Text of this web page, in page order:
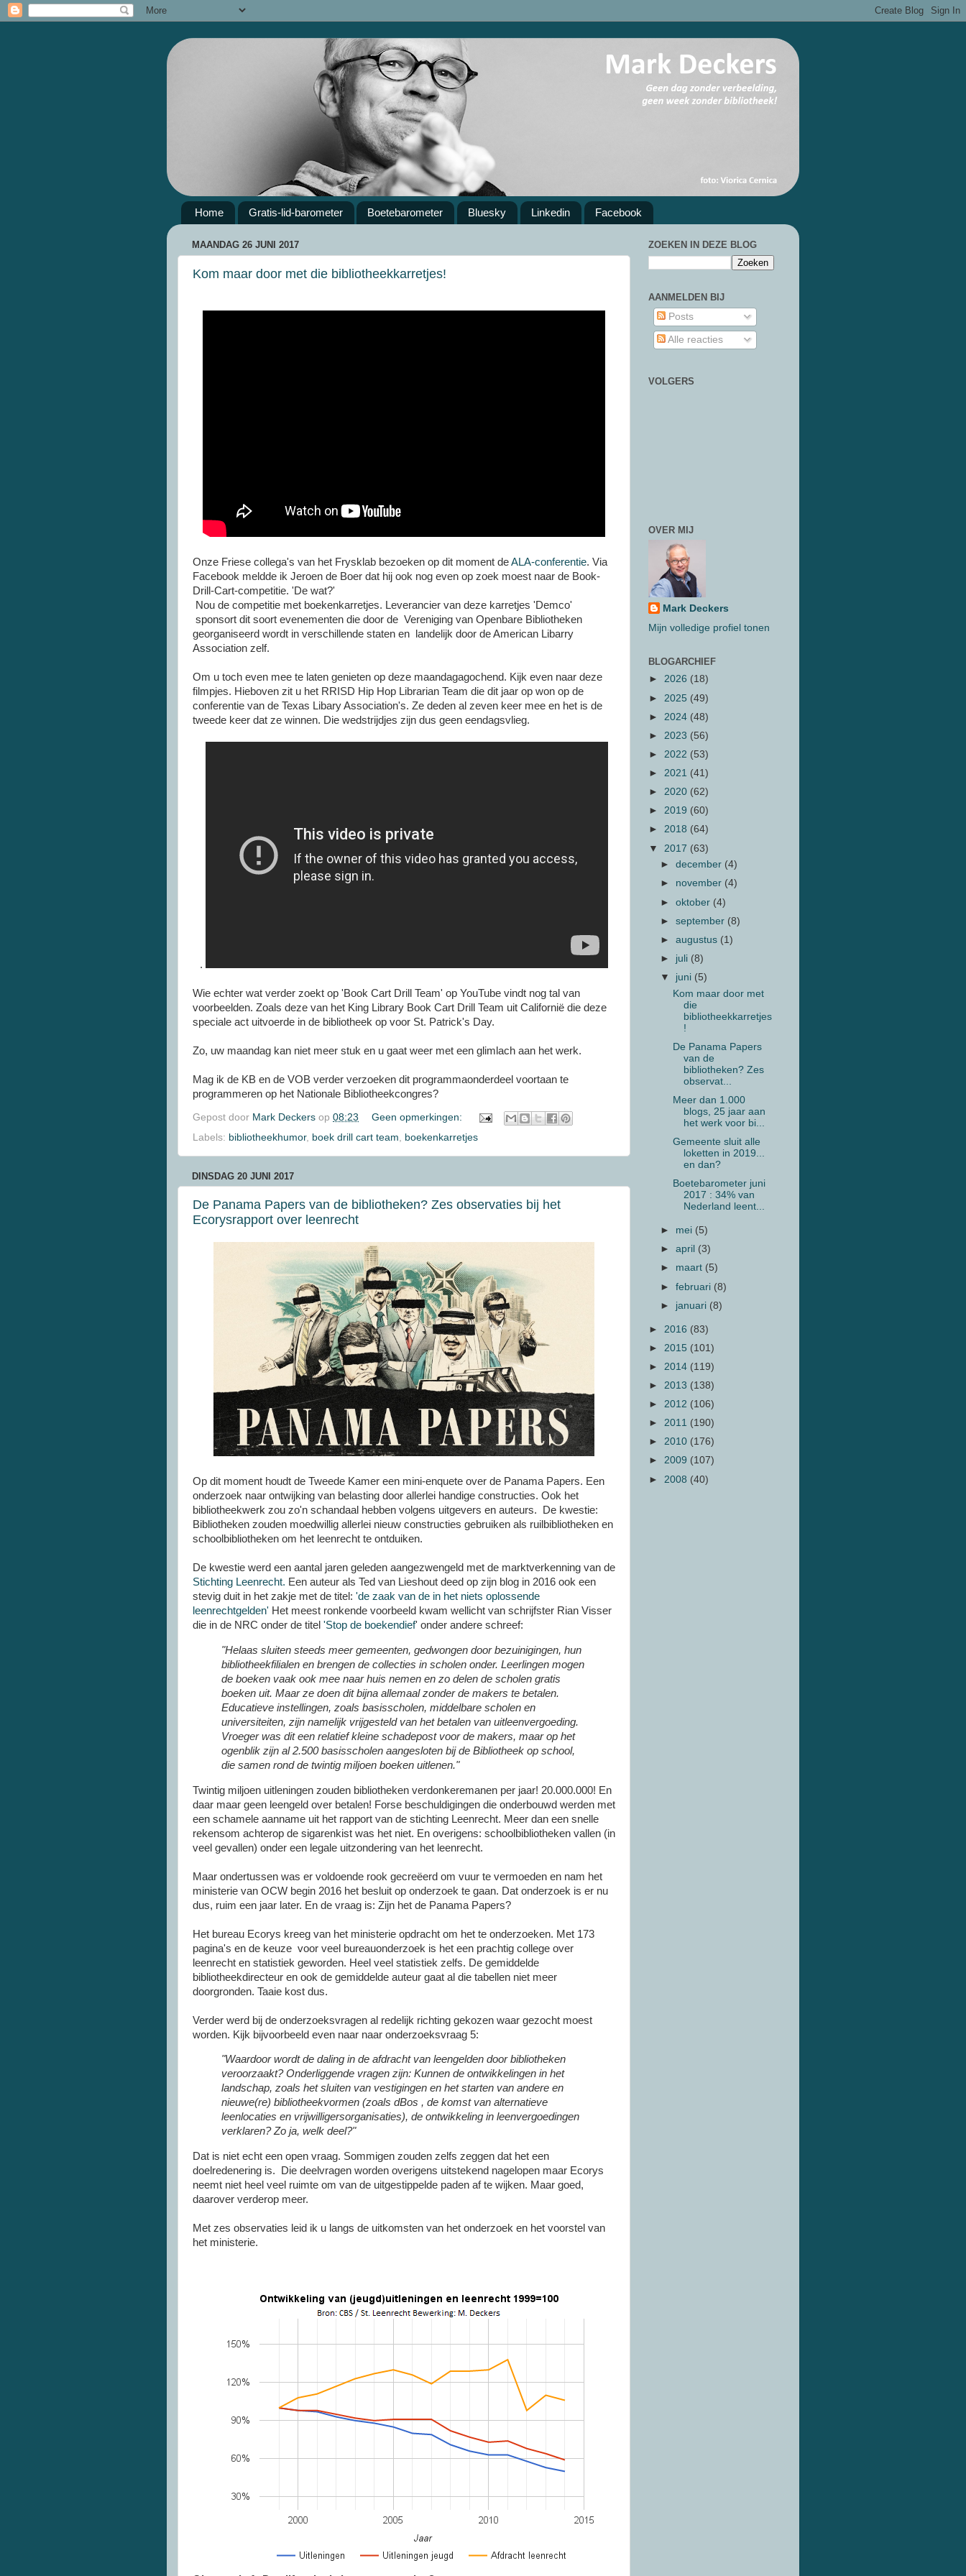
Home Gratis-lid-barometer Boetebarometer Bluesky Linkedin Facebook
MAANDAG 26 JUNI 2017
Kom maar door met die bibliotheekkarretjes!
Onze Friese collega's van het Frysklab bezoeken op dit moment deALA-conferentie. Via
Facebook meldde ik Jeroen de Boer dat hij ook nog even op zoek moest naar de Book-
Drill-Cart-competitie. 'De wat?'
Nou de competitie met boekenkarretjes. Leverancier van deze karretjes 'Demco'
sponsort dit soort evenementen die door de Vereniging van Openbare Bibliotheken
georganiseerd wordt in verschillende staten en landelijk door de American Libarry
Association zelf.
Om u toch even mee te laten genieten op deze maandagagochend. Kijk even naar deze
filmpjes. Hieboven zit u het RRISD Hip Hop Librarian Team die dit jaar op won op de
conferentie van de Texas Libary Association's. Ze deden al zeven keer mee en het is de
tweede keer dat ze winnen. Die wedstrijdjes zijn dus geen eendagsvlieg.
.
Wie echter wat verder zoekt op 'Book Cart Drill Team' op YouTube vindt nog tal van
voorbeelden. Zoals deze van het King Library Book Cart Drill Team uit Californië die deze
speciale act uitvoerde in de bibliotheek op voor St. Patrick's Day.
Zo, uw maandag kan niet meer stuk en u gaat weer met een glimlach aan het werk.
Mag ik de KB en de VOB verder verzoeken dit programmaonderdeel voortaan te
programmeren op het Nationale Bibliotheekcongres?
Gepost door Mark Deckers op 08:23
Geen opmerkingen:
Labels: bibliotheekhumor, boek drill cart team boekenkarretjes
DINSDAG 20 JUNI 2017
De Panama Papers van de bibliotheken? Zes observaties bij het
Ecorysrapport over leenrecht
Op dit moment houdt de Tweede Kamer een mini-enquete over de Panama Papers. Een
onderzoek naar ontwijking van belasting door allerlei handige constructies. Ook het
bibliotheekwerk zou zo'n schandaal hebben volgens uitgevers en auteurs. De kwestie:
Bibliotheken zouden moedwillig allerlei nieuw constructies gebruiken als ruilbibliotheken en
schoolbibliotheken om het leenrecht te ontduiken.
De kwestie werd een aantal jaren geleden aangezwengeld met de marktverkenning van de
Stichting Leenrecht. Een auteur als Ted van Lieshout deed op zijn blog in 2016 ook een
stevig duit in het zakje met de titel: 'de zaak van de in het niets oplossende
leenrechtgelden' Het meest ronkende voorbeeld kwam wellicht van schrijfster Rian Visser
die in de NRC onder de titel 'Stop de boekendief' onder andere schreef:
"Helaas sluiten steeds meer gemeenten, gedwongen door bezuinigingen, hun
bibliotheekfilialen en brengen de collecties in scholen onder. Leerlingen mogen
de boeken vaak ook mee naar huis nemen en zo delen de scholen gratis
boeken uit. Maar ze doen dit bijna allemaal zonder de makers te betalen.
Educatieve instellingen, zoals basisscholen, middelbare scholen en
universiteiten, zijn namelijk vrijgesteld van het betalen van uitleenvergoeding.
Vroeger was dit een relatief kleine schadepost voor de makers, maar op het
ogenblik zijn al 2.500 basisscholen aangesloten bij de Bibliotheek op school,
die samen rond de twintig miljoen boeken uitlenen."
Twintig miljoen uitleningen zouden bibliotheken verdonkeremanen per jaar! 20.000.000! En
daar maar geen leengeld over betalen! Forse beschuldigingen die onderbouwd werden met
een schamele aanname uit het rapport van de stichting Leenrecht. Meer dan een snelle
rekensom achterop de sigarenkist was het niet. En overigens: schoolbibliotheken vallen (in
veel gevallen) onder een legale uitzondering van het leenrecht.
Maar ondertussen was er voldoende rook gecreëerd om vuur te vermoeden en nam het
ministerie van OCW begin 2016 het besluit op onderzoek te gaan. Dat onderzoek is er nu
dus, ruim een jaar later. En de vraag is: Zijn het de Panama Papers?
Het bureau Ecorys kreeg van het ministerie opdracht om het te onderzoeken. Met 173
pagina's en de keuze voor veel bureauonderzoek is het een prachtig college over
leenrecht en statistiek geworden. Heel veel statistiek zelfs. De gemiddelde
bibliotheekdirecteur en ook de gemiddelde auteur gaat al die tabellen niet meer
doorgronden. Taaie kost dus.
Verder werd bij de onderzoeksvragen al redelijk richting gekozen waar gezocht moest
worden. Kijk bijvoorbeeld even naar naar onderzoeksvraag 5:
"Waardoor wordt de daling in de afdracht van leengelden door bibliotheken
veroorzaakt? Onderliggende vragen zijn: Kunnen de ontwikkelingen in het
landschap, zoals het sluiten van vestigingen en het starten van andere en
nieuwe(re) bibliotheekvormen (zoals dBos , de komst van alternatieve
leenlocaties en vrijwilligersorganisaties), de ontwikkeling in leenvergoedingen
verklaren? Zo ja, welk deel?"
Dat is niet echt een open vraag. Sommigen zouden zelfs zeggen dat het een
doelredenering is. Die deelvragen worden overigens uitstekend nagelopen maar Ecorys
neemt niet heel veel ruimte om van de uitgestippelde paden af te wijken. Maar goed,
daarover verderop meer.
Met zes observaties leid ik u langs de uitkomsten van het onderzoek en het voorstel van
het ministerie.
ZOEKEN IN DEZE BLOG
AANMELDEN BIJ
Posts
Alle reacties
VOLGERS
OVER MIJ
Mark Deckers
Mijn volledige profiel tonen
BLOGARCHIEF
► 2026 (18)
► 2025 (49)
► 2024 (48)
► 2023 (56)
► 2022 (53)
► 2021 (41)
► 2020 (62)
► 2019 (60)
► 2018 (64)
▼ 2017 (63)
►december (4)
► november (4)
►oktober (4)
►september (8)
►augustus (1)
► juli (8)
▼ juni (5)
Kom maar door met
die
bibliotheekkarretjes
!
De Panama Papers
van de
bibliotheken? Zes
observat...
Meer dan 1.000
blogs, 25 jaar aan
het werk voor bi...
Gemeente sluit alle
loketten in 2019...
en dan?
Boetebarometer juni
2017 : 34% van
Nederland leent...
► mei (5)
►april (3)
► maart (5)
►februari (8)
► januari (8)
► 2016 (83)
► 2015 (101)
► 2014 (119)
► 2013 (138)
► 2012 (106)
► 2011 (190)
► 2010 (176)
► 2009 (107)
► 2008 (40)